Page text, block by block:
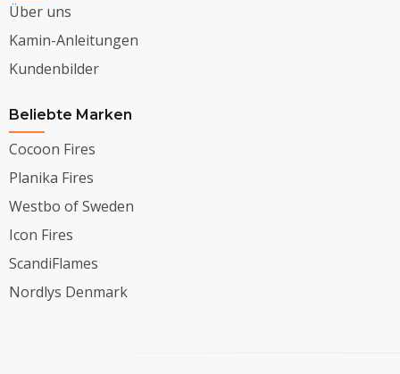
Über uns
Kamin-Anleitungen
Kundenbilder
Beliebte Marken
Cocoon Fires
Planika Fires
Westbo of Sweden
Icon Fires
ScandiFlames
Nordlys Denmark